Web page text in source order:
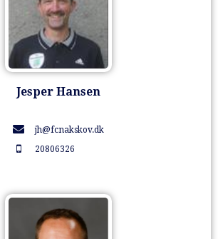
Jesper Hansen
jh@fcnakskov.dk
20806326